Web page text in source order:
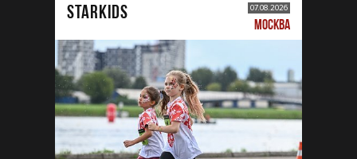
STARKIDS 07.08.2026
МОСКВА